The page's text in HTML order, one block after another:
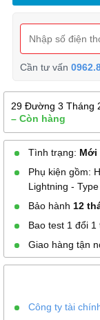
Cần tư vấn
29 Đường 3 Tháng
– Còn hàng
Tình trạng: Mới
Phụ kiện gồm:
Lightning -
Bảo hành 12
Bao test 1 đổi 1
Giao hàng tận
Công ty tài